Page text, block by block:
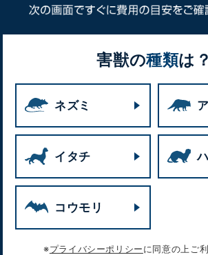
害獣の種類は？
ネズミ
イタチ
コウモリ
※プライバシーポリシーに同意の上ご